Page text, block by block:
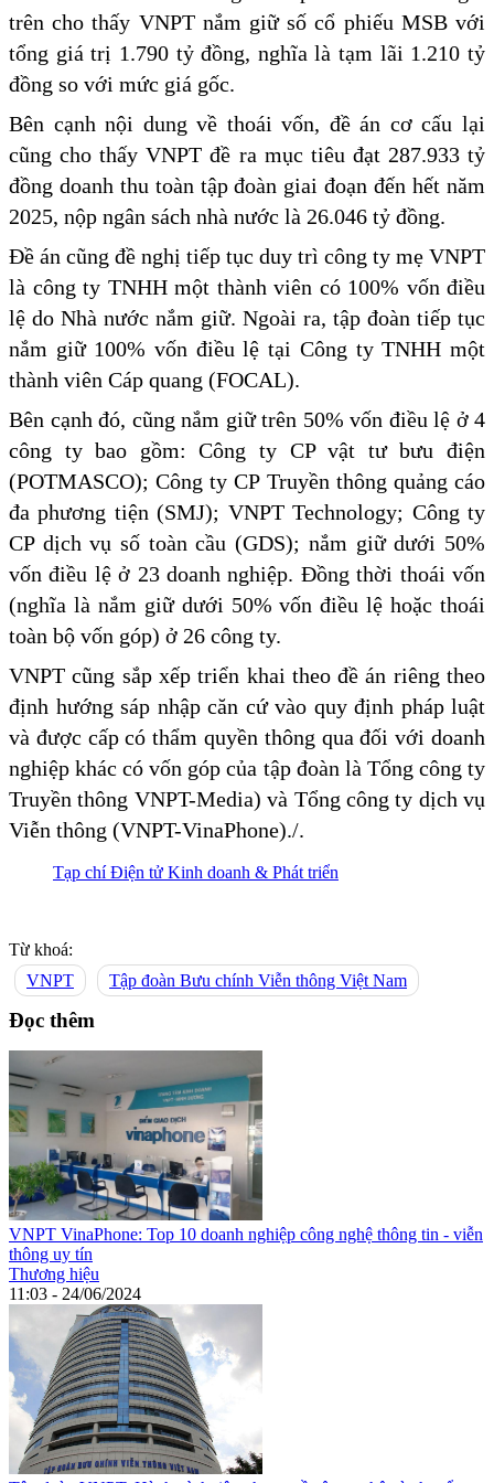
trên cho thấy VNPT nắm giữ số cổ phiếu MSB với
tổng giá trị 1.790 tỷ đồng, nghĩa là tạm lãi 1.210 tỷ
đồng so với mức giá gốc.
Bên cạnh nội dung về thoái vốn, đề án cơ cấu lại
cũng cho thấy VNPT đề ra mục tiêu đạt 287.933 tỷ
đồng doanh thu toàn tập đoàn giai đoạn đến hết năm
2025, nộp ngân sách nhà nước là 26.046 tỷ đồng.
Đề án cũng đề nghị tiếp tục duy trì công ty mẹ VNPT
là công ty TNHH một thành viên có 100% vốn điều
lệ do Nhà nước nắm giữ. Ngoài ra, tập đoàn tiếp tục
nắm giữ 100% vốn điều lệ tại Công ty TNHH một
thành viên Cáp quang (FOCAL).
Bên cạnh đó, cũng nắm giữ trên 50% vốn điều lệ ở 4
công ty bao gồm: Công ty CP vật tư bưu điện
(POTMASCO); Công ty CP Truyền thông quảng cáo
đa phương tiện (SMJ); VNPT Technology; Công ty
CP dịch vụ số toàn cầu (GDS); nắm giữ dưới 50%
vốn điều lệ ở 23 doanh nghiệp. Đồng thời thoái vốn
(nghĩa là nắm giữ dưới 50% vốn điều lệ hoặc thoái
toàn bộ vốn góp) ở 26 công ty.
VNPT cũng sắp xếp triển khai theo đề án riêng theo
định hướng sáp nhập căn cứ vào quy định pháp luật
và được cấp có thẩm quyền thông qua đối với doanh
nghiệp khác có vốn góp của tập đoàn là Tổng công ty
Truyền thông VNPT-Media) và Tổng công ty dịch vụ
Viễn thông (VNPT-VinaPhone)./.
Tạp chí Điện tử Kinh doanh & Phát triển
Từ khoá:
VNPT
Tập đoàn Bưu chính Viễn thông Việt Nam
Đọc thêm
VNPT VinaPhone: Top 10 doanh nghiệp công nghệ thông tin - viễn
thông uy tín
Thương hiệu
11:03 - 24/06/2024